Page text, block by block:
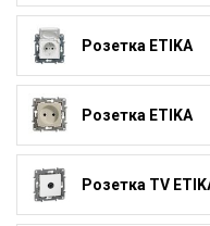
Розетка ETIKA
Розетка ETIKA
Розетка TV